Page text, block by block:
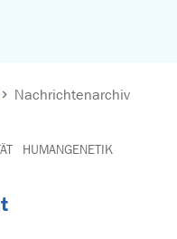
Nachrichtenarchiv
HUMANGENETIK